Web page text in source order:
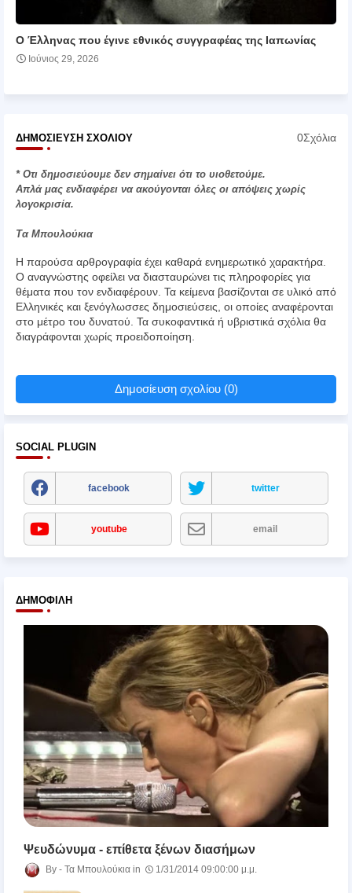
Ο Έλληνας που έγινε εθνικός συγγραφέας της Ιαπωνίας
Ιούνιος 29, 2026
ΔΗΜΟΣΊΕΥΣΗ ΣΧΟΛΊΟΥ 0Σχόλια
* Οτι δημοσιεύουμε δεν σημαίνει ότι το υιοθετούμε.
Απλά μας ενδιαφέρει να ακούγονται όλες οι απόψεις χωρίς
λογοκρισία.
Τα Μπουλούκια
Η παρούσα αρθρογραφία έχει καθαρά ενημερωτικό χαρακτήρα.
Ο αναγνώστης οφείλει να διασταυρώνει τις πληροφορίες για
θέματα που τον ενδιαφέρουν. Τα κείμενα βασίζονται σε υλικό από
Ελληνικές και ξενόγλωσσες δημοσιεύσεις, οι οποίες αναφέρονται
στο μέτρο του δυνατού. Τα συκοφαντικά ή υβριστικά σχόλια θα
διαγράφονται χωρίς προειδοποίηση.
Δημοσίευση σχολίου (0)
SOCIAL PLUGIN
facebook twitter
youtube email
ΔΗΜΟΦΙΛΉ
Ψευδώνυμα - επίθετα ξένων διασήμων
Τα Μπουλούκια 1/31/2014 09:00:00 μ.μ.